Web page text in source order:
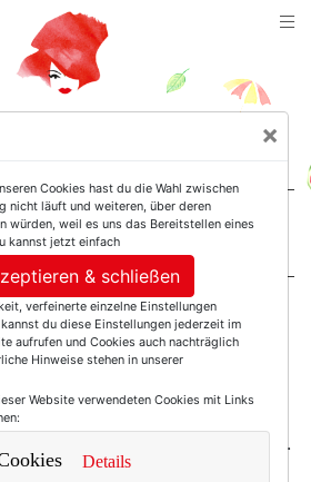
Not Girls.
Wiesn-Mode in
ja ohnehin wie gemacht für
und etwas mehr Rundungen.
gab es sogar bis Größe 56!
×
Cookies hast du die Wahl zwischen
nicht läuft und weiteren, über deren
würden, weil es uns das Bereitstellen eines
kannst jetzt einfach
& schließen
verfeinerte einzelne Einstellungen
du diese Einstellungen jederzeit im
aufrufen und Cookies auch nachträglich
Hinweise stehen in unserer
Website verwendeten Cookies mit Links
Details